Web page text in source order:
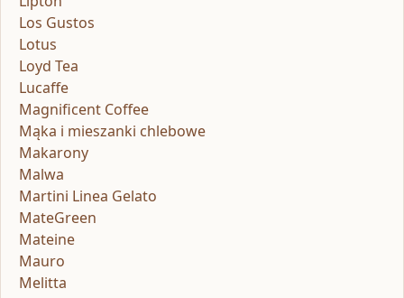
Los Gustos
Lotus
Loyd Tea
Lucaffe
Magnificent Coffee
Mąka i mieszanki chlebowe
Makarony
Malwa
Martini Linea Gelato
MateGreen
Mateine
Mauro
Melitta